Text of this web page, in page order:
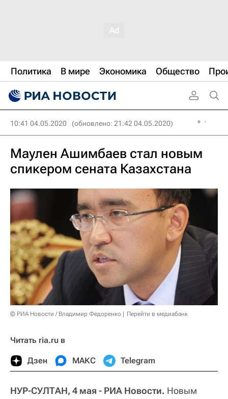
Политика В мире Экономика Общество
10:41 04.05.2020 (обновлено: 21:42 04.05.2020)
Маулен Ашимбаев стал новым
спикером сената Казахстана
© РИА Новости / Владимир Федоренко Перейти в медиабанк
Читать ria.ru в
Дзен МАКС Telegram
НУР-СУЛТАН, 4 мая - РИА Новости. Новым